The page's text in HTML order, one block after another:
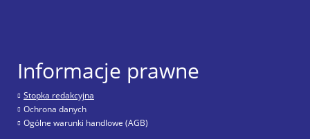
Informacje prawne
Stopka redakcyjna
Ochrona danych
Ogólne warunki handlowe (AGB)